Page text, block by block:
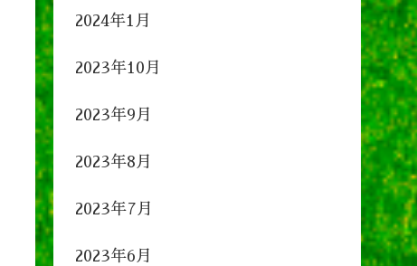
2024年1月
2023年10月
2023年9月
2023年8月
2023年7月
2023年6月